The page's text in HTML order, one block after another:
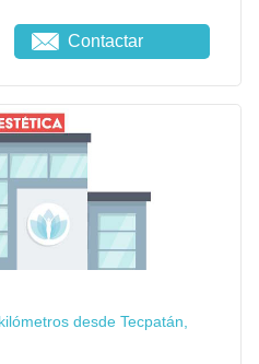
Contactar
desde Tecpatán,